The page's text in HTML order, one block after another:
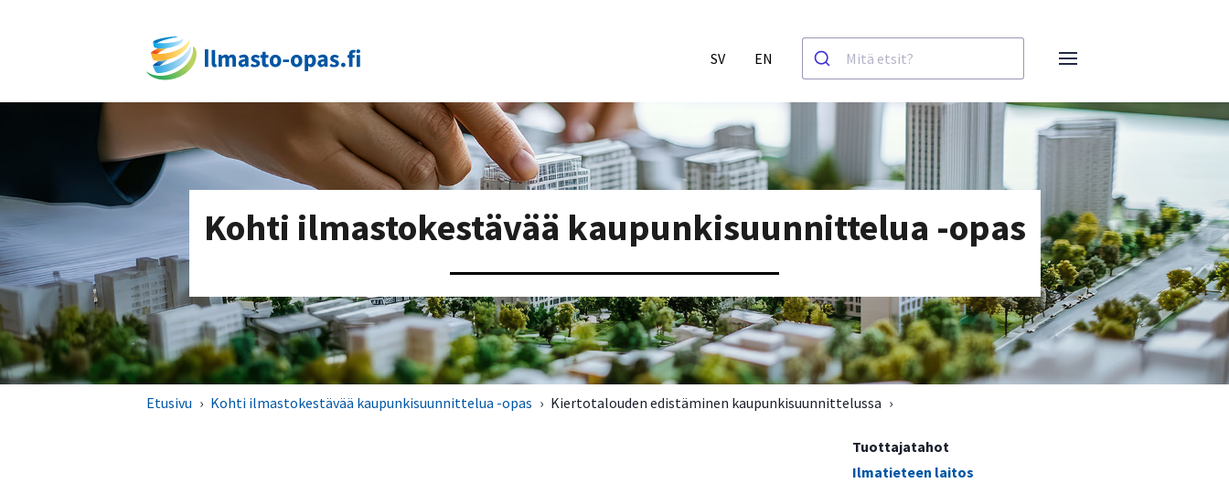
SV EN
Kohti ilmastokestävää kaupunkisuunnittelua -opas
Etusivu › Kohti ilmastokestävää kaupunkisuunnittelua -opas › Kiertotalouden edistäminen kaupunkisuunnittelussa ›
Tuottajatahot
Ilmatieteen laitos